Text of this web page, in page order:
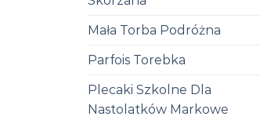
Mała Torba Podróżna
Parfois Torebka
Plecaki Szkolne Dla
Nastolatków Markowe